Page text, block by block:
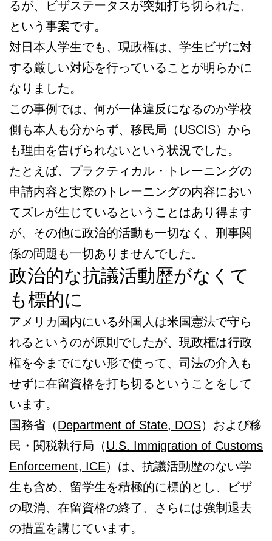
るが、ビザステータスが突如打ち切られた、
という事案です。
対日本人学生でも、現政権は、学生ビザに対
する厳しい対応を行っていることが明らかに
なりました。
この事例では、何が一体違反になるのか学校
側も本人も分からず、移民局（USCIS）から
も理由を告げられないという状況でした。
たとえば、プラクティカル・トレーニングの
申請内容と実際のトレーニングの内容におい
てズレが生じているということはあり得ます
が、その他に政治的活動も一切なく、刑事関
係の問題も一切ありませんでした。
政治的な抗議活動歴がなくて
も標的に
アメリカ国内にいる外国人は米国憲法で守ら
れるというのが原則でしたが、現政権は行政
権を今までにない形で使って、司法の介入も
せずに在留資格を打ち切るということをして
います。
国務省（Department of State, DOS）および移
民・関税執行局（U.S. Immigration of Customs
Enforcement, ICE）は、抗議活動歴のない学
生も含め、留学生を積極的に標的とし、ビザ
の取消、在留資格の終了、さらには強制退去
の措置を講じています。